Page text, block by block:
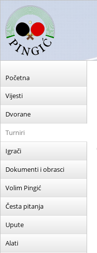
Početna
Vijesti
Dvorane
Turniri
Igrači
Dokumenti i obrasci
Volim Pingić
Česta pitanja
Upute
Alati